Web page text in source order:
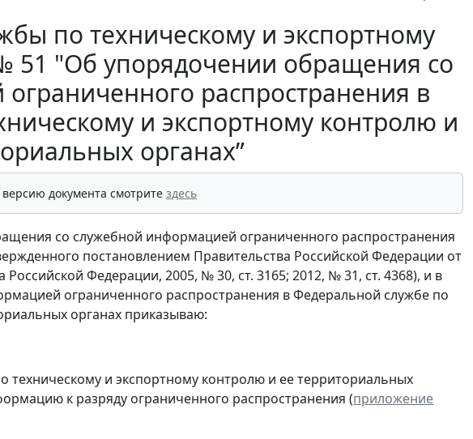
по техническому и экспортному
51 "Об упорядочении обращения со
распространения в
и экспортному контролю и
органах”
документа смотрите здесь
со служебной информацией ограниченного распространения
постановлением Правительства Российской Федерации от
Федерации, 2005, № 30, ст. 3165; 2012, № 31, ст. 4368), и в
ограниченного распространения в Федеральной службе по
органах приказываю:
и экспортному контролю и ее территориальных
к разряду ограниченного распространения (приложение